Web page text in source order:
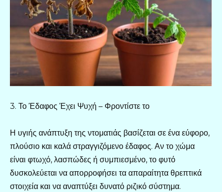
3. Το Έδαφος Έχει Ψυχή – Φροντίστε το
Η υγιής ανάπτυξη της ντοματιάς βασίζεται σε ένα εύφορο,
πλούσιο και καλά στραγγιζόμενο έδαφος. Αν το χώμα
είναι φτωχό, λασπώδες ή συμπιεσμένο, το φυτό
δυσκολεύεται να απορροφήσει τα απαραίτητα θρεπτικά
στοιχεία και να αναπτύξει δυνατό ριζικό σύστημα.